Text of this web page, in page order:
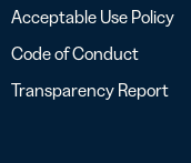
Acceptable Use Policy
Code of Conduct
Transparency Report